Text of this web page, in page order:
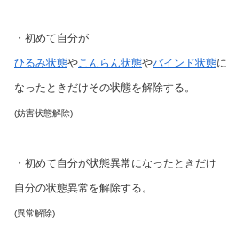
・初めて自分が
ひるみ状態やこんらん状態やバインド状態に
なったときだけその状態を解除する。
(妨害状態解除)
・初めて自分が状態異常になったときだけ
自分の状態異常を解除する。
(異常解除)